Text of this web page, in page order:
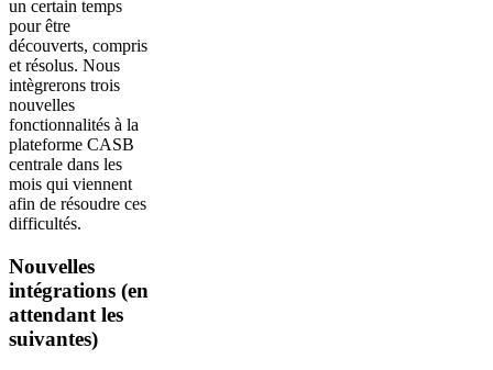
un certain temps
pour être
découverts, compris
et résolus. Nous
intègrerons trois
nouvelles
fonctionnalités à la
plateforme CASB
centrale dans les
mois qui viennent
afin de résoudre ces
difficultés.
Nouvelles
intégrations (en
attendant les
suivantes)